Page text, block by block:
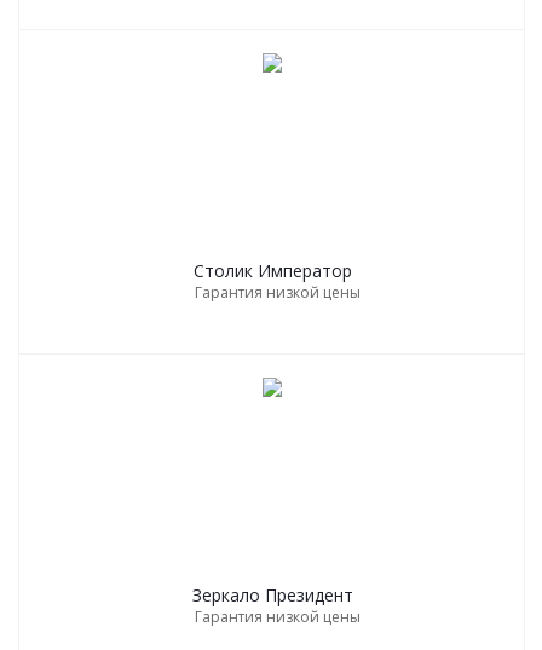
Столик Император
Гарантия низкой цены
Зеркало Президент
Гарантия низкой цены